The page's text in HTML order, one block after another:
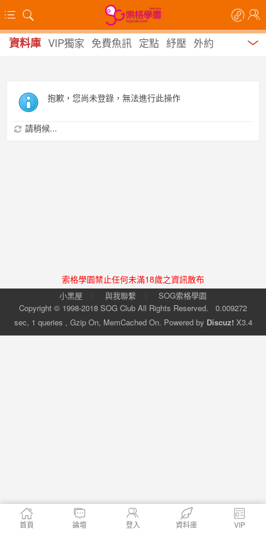
資料庫 VIP獨家 免費魚訊 定點 紓壓 外約
抱歉，您尚未登錄，無法進行此操作
請稍候...
索格學園禁止任何未滿18歲之資訊散布
小黑屋 與我聯繫
SOG索格學園
Copyright © 1998-2018 SOG Club All Rights Reserved. 0.009272
sec, 1 queries , Gzip On, MemCached On. Powered by Discuz! X3.4
首頁 論壇 登入 資料庫 VIP